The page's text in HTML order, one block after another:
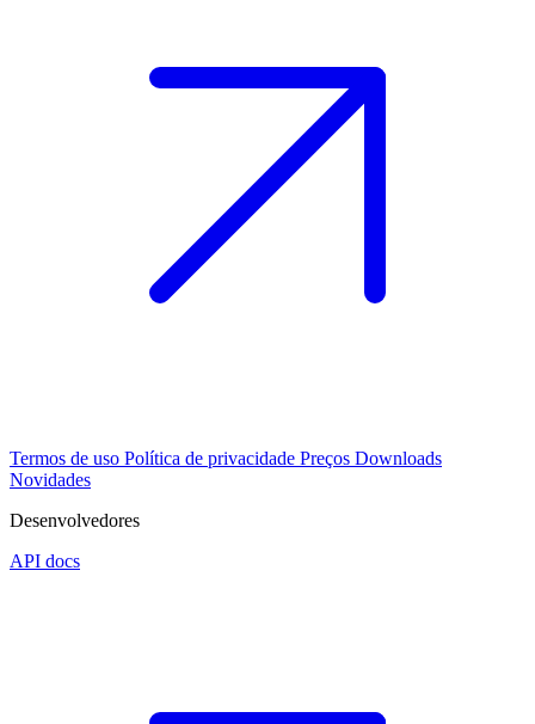
Termos de uso Política de privacidade Preços Downloads
Novidades
Desenvolvedores
API docs